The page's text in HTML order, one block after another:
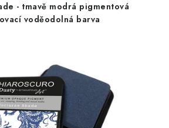
- tmavě modrá pigmentová
voděodolná barva